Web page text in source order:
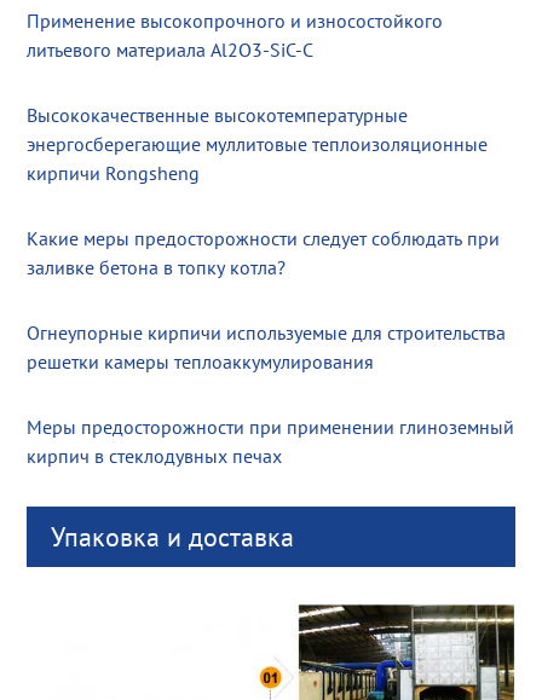
Применение высокопрочного и износостойкого
литьевого материала Al2O3-SiC-C
Высококачественные высокотемпературные
энергосберегающие муллитовые теплоизоляционные
кирпичи Rongsheng
Какие меры предосторожности следует соблюдать при
заливке бетона в топку котла?
Огнеупорные кирпичи используемые для строительства
решетки камеры теплоаккумулирования
Меры предосторожности при применении глиноземный
кирпич в стеклодувных печах
Упаковка и доставка